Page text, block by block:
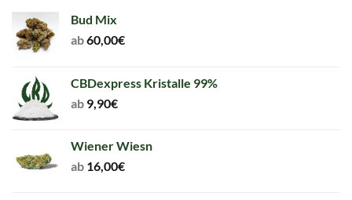
Bud Mix
ab60,00€
CBDexpress Kristalle 99%
ab 9,90€
Wiener Wiesn
ab 16,00€